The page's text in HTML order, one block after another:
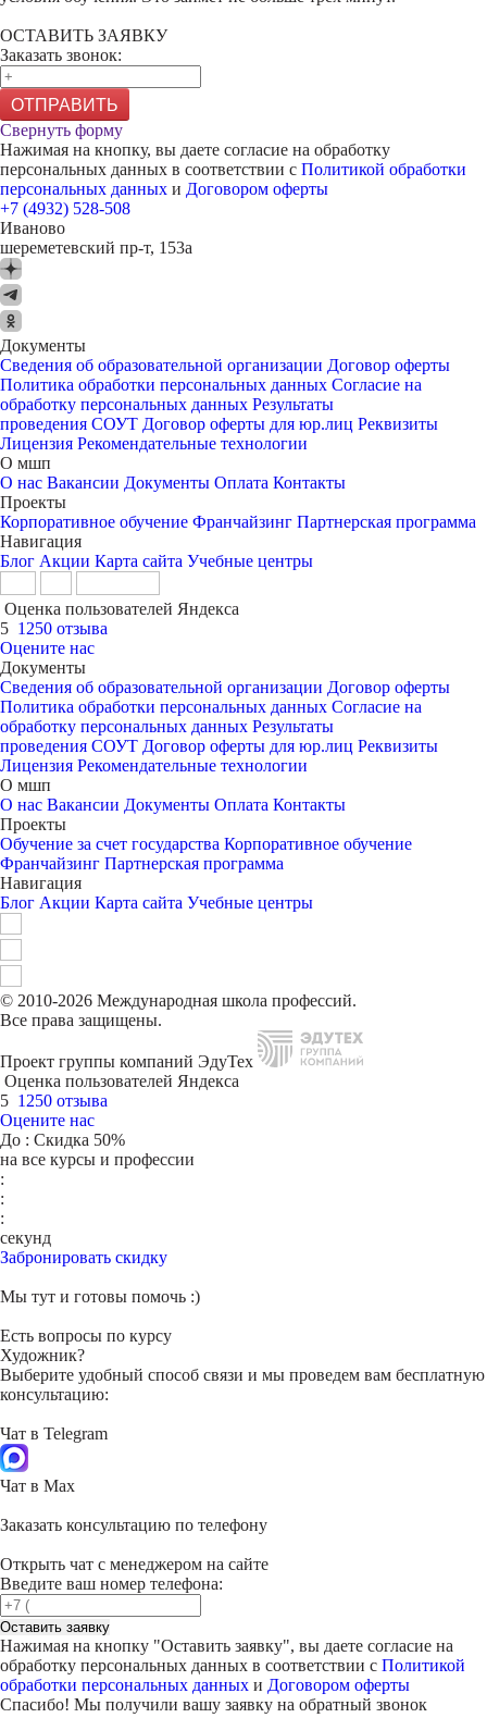
ОСТАВИТЬ ЗАЯВКУ
Заказать звонок:
ОТПРАВИТЬ
Свернуть форму
Нажимая на кнопку, вы даете согласие на обработку
персональных данных в соответствии с Политикой обработки
персональных данных и Договором оферты
+7 (4932) 528-508
Иваново
шереметевский пр-т, 153а
Документы
Сведения об образовательной организации Договор оферты
Политика обработки персональных данных Согласие на
обработку персональных данных Результаты
проведения СОУТ Договор оферты для юр.лиц Реквизиты
Лицензия Рекомендательные технологии
О мшп
О нас Вакансии Документы Оплата Контакты
Проекты
Корпоративное обучение Франчайзинг Партнерская программа
Навигация
Блог Акции Карта сайта Учебные центры
Оценка пользователей Яндекса
5 1250 отзыва
Оцените нас
Документы
Сведения об образовательной организации Договор оферты
Политика обработки персональных данных Согласие на
обработку персональных данных Результаты
проведения СОУТ Договор оферты для юр.лиц Реквизиты
Лицензия Рекомендательные технологии
О мшп
О нас Вакансии Документы Оплата Контакты
Проекты
Обучение за счет государства Корпоративное обучение
Франчайзинг Партнерская программа
Навигация
Блог Акции Карта сайта Учебные центры
© 2010-2026 Международная школа профессий.
Все права защищены.
Проект группы компаний ЭдуТех
Оценка пользователей Яндекса
5 1250 отзыва
Оцените нас
До : Скидка 50%
на все курсы и профессии
:
:
:
секунд
Забронировать скидку
Мы тут и готовы помочь :)
Есть вопросы по курсу
Художник?
Выберите удобный способ связи и мы проведем вам бесплатную
консультацию:
Чат в Telegram
Чат в Max
Заказать консультацию по телефону
Открыть чат с менеджером на сайте
Введите ваш номер телефона:
Оставить заявку
Нажимая на кнопку "Оставить заявку", вы даете согласие на
обработку персональных данных в соответствии с Политикой
обработки персональных данных и Договором оферты
Спасибо! Мы получили вашу заявку на обратный звонок